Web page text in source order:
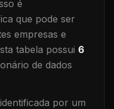
é
que pode ser
empresas e
tabela possui 6
de dados
por um